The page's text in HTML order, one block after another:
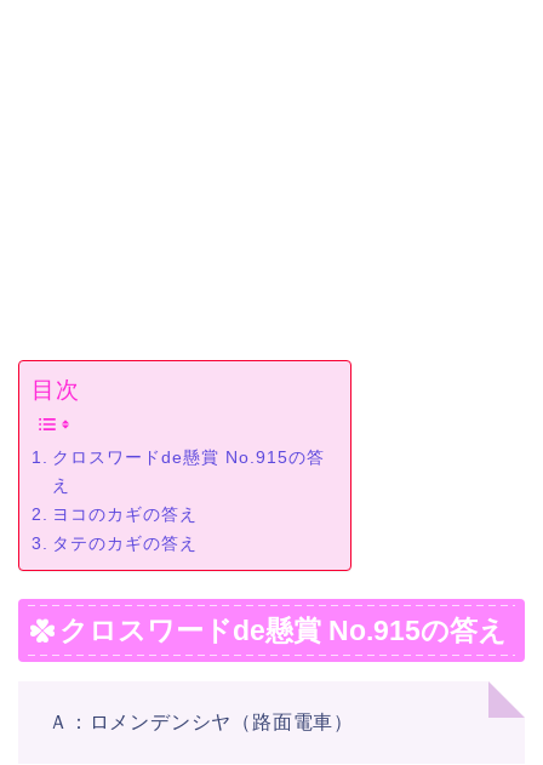
目次
クロスワードde懸賞 No.915の答
え
ヨコのカギの答え
タテのカギの答え
クロスワードde懸賞 No.915の答え
Ａ：ロメンデンシヤ（路面電車）